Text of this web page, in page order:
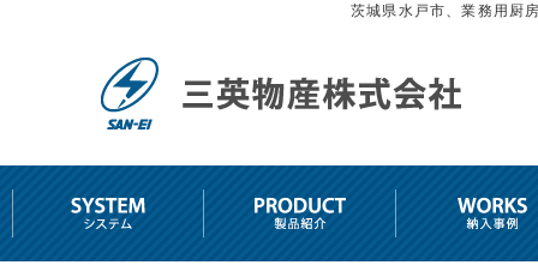
茨城県水戸市、業務用厨